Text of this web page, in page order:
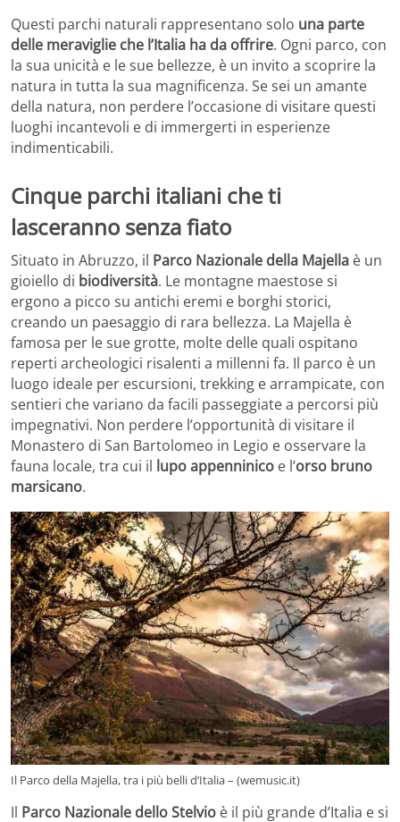
Questi parchi naturali rappresentano solo una parte
delle meraviglie che l’Italia ha da offrire. Ogni parco, con
la sua unicità e le sue bellezze, è un invito a scoprire la
natura in tutta la sua magnificenza. Se sei un amante
della natura, non perdere l’occasione di visitare questi
luoghi incantevoli e di immergerti in esperienze
indimenticabili.
Cinque parchi italiani che ti
lasceranno senza fiato
Situato in Abruzzo, il Parco Nazionale della Majella è un
gioiello di biodiversità. Le montagne maestose si
ergono a picco su antichi eremi e borghi storici,
creando un paesaggio di rara bellezza. La Majella è
famosa per le sue grotte, molte delle quali ospitano
reperti archeologici risalenti a millenni fa. Il parco è un
luogo ideale per escursioni, trekking e arrampicate, con
sentieri che variano da facili passeggiate a percorsi più
impegnativi. Non perdere l’opportunità di visitare il
Monastero di San Bartolomeo in Legio e osservare la
fauna locale, tra cui il lupo appenninico e l’orso bruno
marsicano.
Il Parco della Majella, tra i più belli d’Italia – (wemusic.it)
Il Parco Nazionale dello Stelvio è il più grande d’Italia e si